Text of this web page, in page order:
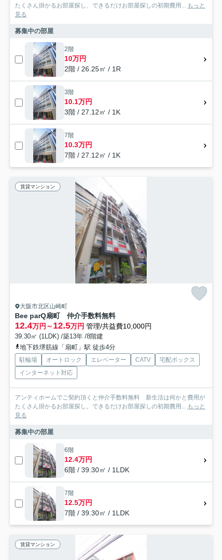
たくさん掛かるお部屋探し、できるだけお部屋探しの初期費用... もっと
見る
募集中の部屋
2階
10万円
2階 / 26.25㎡ / 1R
3階
10.1万円
3階 / 27.12㎡ / 1K
7階
10.3万円
7階 / 27.12㎡ / 1K
賃貸マンション
大阪市北区山崎町
Bee parQ扇町 仲介手数料無料
12.4万円～12.5万円 管理/共益費10,000円
39.30㎡ (1LDK) /築13年 /8階建
地下鉄堺筋線「扇町」駅 徒歩4分
駐輪場 オートロック エレベーター CATV
宅配ボックス
インターネット対応
アンティホームでご契約頂くと仲介手数料無料 新生活は何かと費用が
たくさん掛かるお部屋探し。できるだけお部屋探しの初期費用... もっと
見る
募集中の部屋
6階
12.4万円
6階 / 39.30㎡ / 1LDK
7階
12.5万円
7階 / 39.30㎡ / 1LDK
賃貸マンション